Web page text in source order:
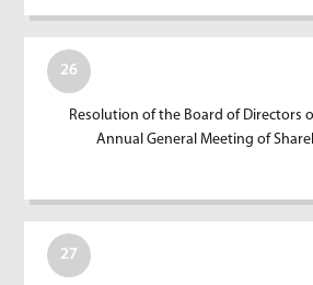
26
Resolution of the Board of Directors
Annual General Meeting of
27